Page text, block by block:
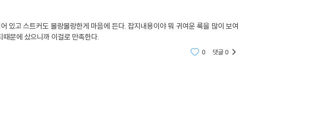
있고 스트커도 몰랑몰랑한게 마음에 든다. 잡지내용이야 뭐 귀여운 룩을 많이 보여
문에 샀으니까 이걸로 만족한다.
0 댓글0